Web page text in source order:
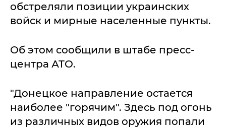
обстреляли позиции украинских
войск и мирные населенные пункты.
Об этом сообщили в штабе пресс-
центра АТО.
"Донецкое направление остается
наиболее "горячим". Здесь под огонь
из различных видов оружия попали